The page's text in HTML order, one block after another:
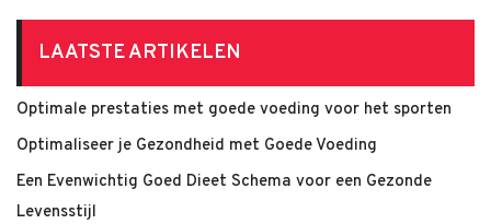
LAATSTE ARTIKELEN
Optimale prestaties met goede voeding voor het sporten
Optimaliseer je Gezondheid met Goede Voeding
Een Evenwichtig Goed Dieet Schema voor een Gezonde
Levensstijl